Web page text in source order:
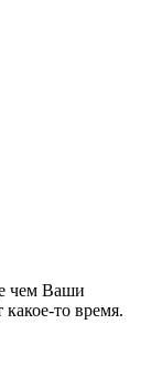
чем Ваши
то время.